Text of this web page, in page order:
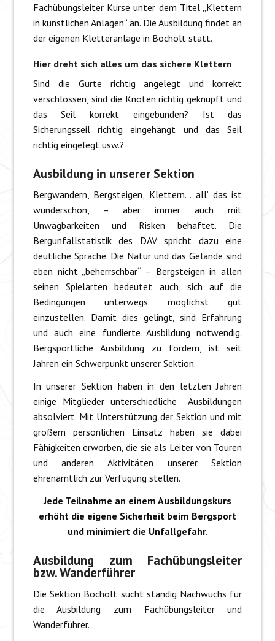
Fachübungsleiter Kurse unter dem Titel „Klettern
in künstlichen Anlagen“ an. Die Ausbildung findet an
der eigenen Kletteranlage in Bocholt statt.
Hier dreht sich alles um das sichere Klettern
Sind die Gurte richtig angelegt und korrekt
verschlossen, sind die Knoten richtig geknüpft und
das Seil korrekt eingebunden? Ist das
Sicherungsseil richtig eingehängt und das Seil
richtig eingelegt usw.?
Ausbildung in unserer Sektion
Bergwandern, Bergsteigen, Klettern… all’ das ist
wunderschön, – aber immer auch mit
Unwägbarkeiten und Risken behaftet. Die
Bergunfallstatistik des DAV spricht dazu eine
deutliche Sprache. Die Natur und das Gelände sind
eben nicht „beherrschbar“ – Bergsteigen in allen
seinen Spielarten bedeutet auch, sich auf die
Bedingungen unterwegs möglichst gut
einzustellen. Damit dies gelingt, sind Erfahrung
und auch eine fundierte Ausbildung notwendig.
Bergsportliche Ausbildung zu fördern, ist seit
Jahren ein Schwerpunkt unserer Sektion.
In unserer Sektion haben in den letzten Jahren
einige Mitglieder unterschiedliche Ausbildungen
absolviert. Mit Unterstützung der Sektion und mit
großem persönlichen Einsatz haben sie dabei
Fähigkeiten erworben, die sie als Leiter von Touren
und anderen Aktivitäten unserer Sektion
ehrenamtlich zur Verfügung stellen.
Jede Teilnahme an einem Ausbildungskurs
erhöht die eigene Sicherheit beim Bergsport
und minimiert die Unfallgefahr.
Ausbildung zum Fachübungsleiter
bzw. Wanderführer
Die Sektion Bocholt sucht ständig Nachwuchs für
die Ausbildung zum Fachübungsleiter und
Wanderführer.